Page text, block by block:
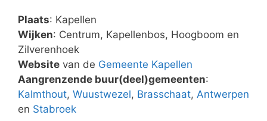
Plaats: Kapellen
Wijken: Centrum, Kapellenbos, Hoogboom en
Zilverenhoek
Website van de Gemeente Kapellen
Aangrenzende buur(deel)gemeenten:
Kalmthout, Wuustwezel, Brasschaat, Antwerpen
en Stabroek